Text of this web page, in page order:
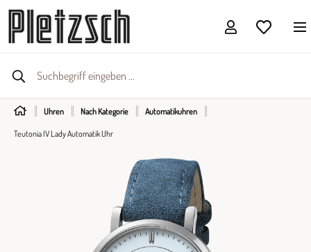
Uhren Nach Kategorie Automatikuhren
Teutonia IV Lady Automatik Uhr